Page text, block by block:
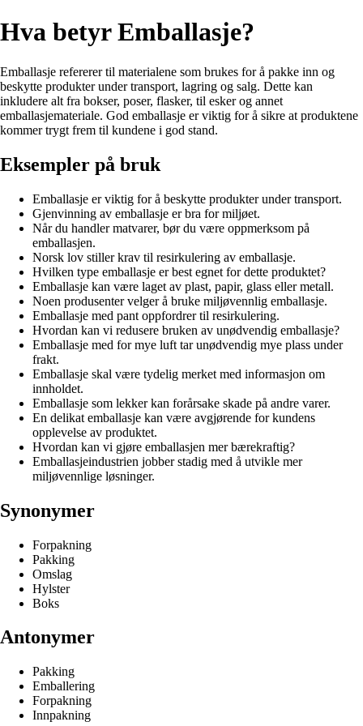
Hva betyr Emballasje?
Emballasje refererer til materialene som brukes for å pakke inn og
beskytte produkter under transport, lagring og salg. Dette kan
inkludere alt fra bokser, poser, flasker, til esker og annet
emballasjemateriale. God emballasje er viktig for å sikre at produktene
kommer trygt frem til kundene i god stand.
Eksempler på bruk
Emballasje er viktig for å beskytte produkter under transport.
Gjenvinning av emballasje er bra for miljøet.
Når du handler matvarer, bør du være oppmerksom på
emballasjen.
Norsk lov stiller krav til resirkulering av emballasje.
Hvilken type emballasje er best egnet for dette produktet?
Emballasje kan være laget av plast, papir, glass eller metall.
Noen produsenter velger å bruke miljøvennlig emballasje.
Emballasje med pant oppfordrer til resirkulering.
Hvordan kan vi redusere bruken av unødvendig emballasje?
Emballasje med for mye luft tar unødvendig mye plass under
frakt.
Emballasje skal være tydelig merket med informasjon om
innholdet.
Emballasje som lekker kan forårsake skade på andre varer.
En delikat emballasje kan være avgjørende for kundens
opplevelse av produktet.
Hvordan kan vi gjøre emballasjen mer bærekraftig?
Emballasjeindustrien jobber stadig med å utvikle mer
miljøvennlige løsninger.
Synonymer
Forpakning
Pakking
Omslag
Hylster
Boks
Antonymer
Pakking
Emballering
Forpakning
Innpakning